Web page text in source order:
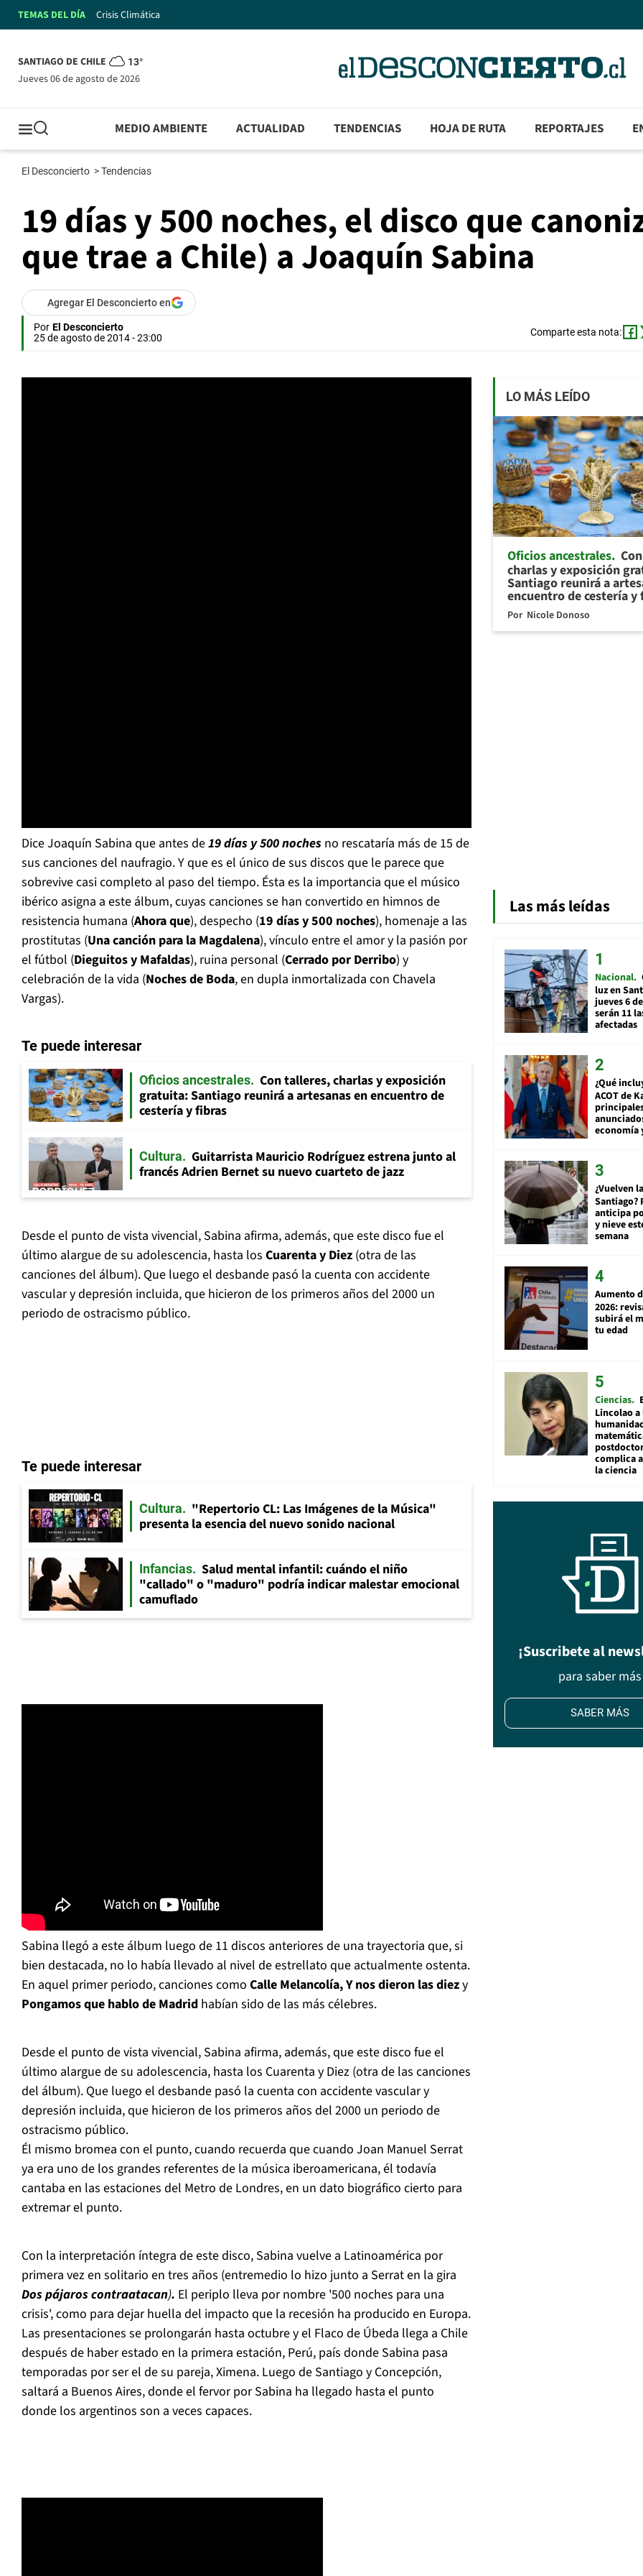
TEMAS DEL DÍA Crisis Climática
SANTIAGO DE CHILE 13°
jueves 06 de agosto de 2026
MEDIO AMBIENTE ACTUALIDAD TENDENCIAS HOJA DE RUTA REPORTAJES
El Desconcierto >Tendencias
19 días y 500 noches, el disco que
que trae a Chile) a Joaquín Sabina
Agregar El Desconcierto en
Por El Desconcierto
25 de agosto de 2014 - 23:00
Comparte esta nota:
Dice Joaquín Sabina que antes de19 días y 500 noches no rescataría más de 15 de
sus canciones del naufragio. Y que es el único de sus discos que le parece que
sobrevive casi completo al paso del tiempo. Ésta es la importancia que el músico
ibérico asigna a este álbum, cuyas canciones se han convertido en himnos de
resistencia humana (Ahora que), despecho (19 días y 500 noches), homenaje a las
prostitutas (Una canción para la Magdalena), vínculo entre el amor y la pasión por
el fútbol (Dieguitos y Mafaldas), ruina personal (Cerrado por Derribo) y
celebración de la vida (Noches de Boda, en dupla inmortalizada con Chavela
Vargas).
Te puede interesar
Oficios ancestrales
Con talleres, charlas y exposición
gratuita: Santiago reunirá a artesanas en encuentro de
cestería y fibras
Cultura
Guitarrista Mauricio Rodríguez estrena junto al
francés Adrien Bernet su nuevo cuarteto de jazz
Desde el punto de vista vivencial, Sabina afirma, además, que este disco fue el
último alargue de su adolescencia, hasta los Cuarenta y Diez (otra de las
canciones del álbum). Que luego el desbande pasó la cuenta con accidente
vascular y depresión incluida, que hicieron de los primeros años del 2000 un
periodo de ostracismo público.
Te puede interesar
Cultura
"Repertorio CL: Las Imágenes de la Música"
presenta la esencia del nuevo sonido nacional
Infancias
Salud mental infantil: cuándo el niño
"callado" o "maduro" podría indicar malestar emocional
camuflado
Sabina llegó a este álbum luego de 11 discos anteriores de una trayectoria que, si
bien destacada, no lo había llevado al nivel de estrellato que actualmente ostenta.
En aquel primer periodo, canciones como Calle Melancolía, Y nos dieron las diezy
Pongamos que hablo de Madrid habían sido de las más célebres.
Desde el punto de vista vivencial, Sabina afirma, además, que este disco fue el
último alargue de su adolescencia, hasta los Cuarenta y Diez (otra de las canciones
del álbum). Que luego el desbande pasó la cuenta con accidente vascular y
depresión incluida, que hicieron de los primeros años del 2000 un periodo de
ostracismo público.
Él mismo bromea con el punto, cuando recuerda que cuando Joan Manuel Serrat
ya era uno de los grandes referentes de la música iberoamericana, él todavía
cantaba en las estaciones del Metro de Londres, en un dato biográfico cierto para
extremar el punto.
Con la interpretación íntegra de este disco, Sabina vuelve a Latinoamérica por
primera vez en solitario en tres años (entremedio lo hizo junto a Serrat en la gira
Dos pájaros contraatacan). El periplo lleva por nombre '500 noches para una
crisis', como para dejar huella del impacto que la recesión ha producido en Europa.
Las presentaciones se prolongarán hasta octubre y el Flaco de Úbeda llega a Chile
después de haber estado en la primera estación, Perú, país donde Sabina pasa
temporadas por ser el de su pareja, Ximena. Luego de Santiago y Concepción,
saltará a Buenos Aires, donde el fervor por Sabina ha llegado hasta el punto
donde los argentinos son a veces capaces.
LO MÁS LEÍDO
Oficios ancestrales
charlas y exposición
Santiago reunirá a
encuentro de cestería y
Por Nicole Donoso
Las más leídas
Nacional
luz en
jueves 6
serán 11
afectadas
¿Qué
ACOT de
economía
¿Vuelven
Santiago?
anticipa
y nieve
semana
Aumento
2026:
subirá el
tu edad
Ciencias
Lincolao a
complica
la ciencia
¡Suscribete al
para saber más
SABER MÁS